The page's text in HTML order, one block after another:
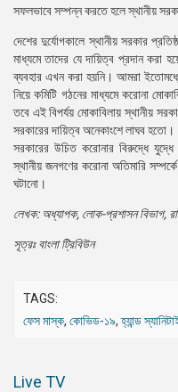
সফলভাবে সম্পন্ন করতে হলে স্থানীয়
দেশের দুর্যোগকালে স্থানীয় সরকার
মাধ্যমে তাদের যে দায়িত্ব প্রদান করা
ব্যবহার এখন করা হয়নি। আমরা ইতোমধ্যে
নিয়ে কমিটি গঠনের মাধ্যমে করোনা
তবে এই বিপর্যয় মোকাবিলায় স্থানীয়
সরকারের দায়িত্ব অনেকাংশে লাঘব হতো।
সরকারের উচিত করোনার বিরুদ্ধে যুদ্ধে
স্থানীয় জনগণের করোনা অতিমারি
ঘটানো।
লেখক: অধ্যাপক, লোক-প্রশাসন বিভাগ,
সূত্রঃ বাংলা ট্রিবিউন
TAGS:
ফেস মাস্ক, কোভিড-১৯,হ্যান্ড
Live TV